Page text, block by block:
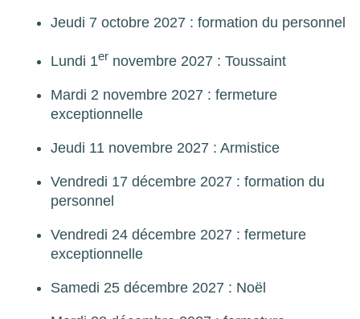
Jeudi 7 octobre 2027 : formation du personnel
Lundi 1er novembre 2027 : Toussaint
Mardi 2 novembre 2027 : fermeture
exceptionnelle
Jeudi 11 novembre 2027 : Armistice
Vendredi 17 décembre 2027 : formation du
personnel
Vendredi 24 décembre 2027 : fermeture
exceptionnelle
Samedi 25 décembre 2027 : Noël